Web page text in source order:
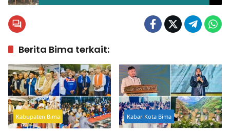
Berita Bima terkait:
Kabupaten Bima Kabar Kota Bima